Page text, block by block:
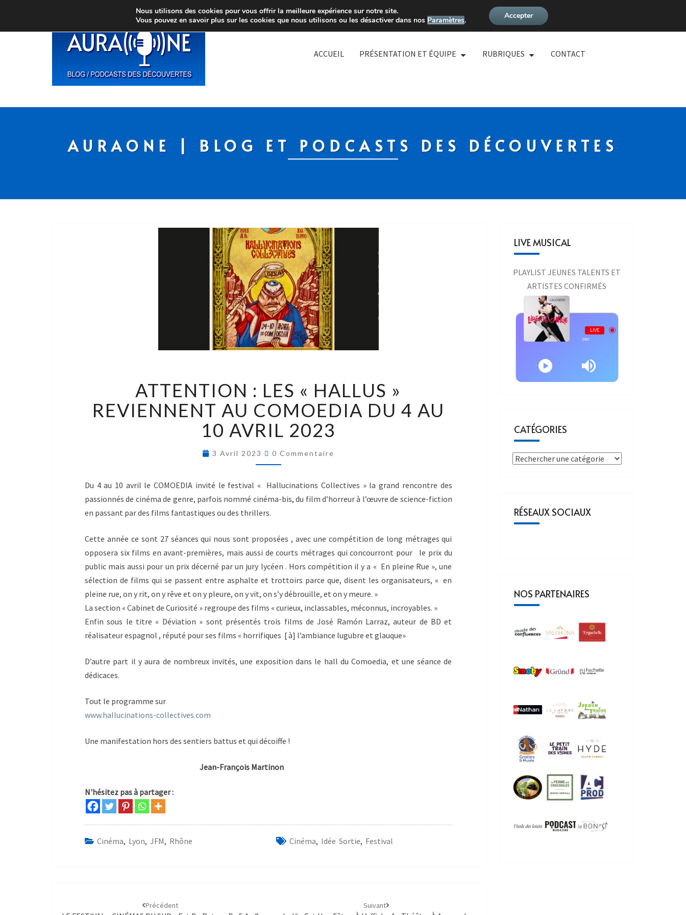
ACCUEIL PRÉSENTATION ET ÉQUIPE RUBRIQUES CONTACT
AURAONE | BLOG ET PODCASTS DES DÉCOUVERTES
ATTENTION : LES « HALLUS »
REVIENNENT AU COMOEDIA DU 4 AU
10 AVRIL 2023
3 Avril 2023 0 Commentaire
Du 4 au 10 avril le COMOEDIA invité le festival « Hallucinations Collectives » la grand rencontre des
passionnés de cinéma de genre, parfois nommé cinéma-bis, du film d’horreur à l’œuvre de science-fiction
en passant par des films fantastiques ou des thrillers.
Cette année ce sont 27 séances qui nous sont proposées , avec une compétition de long métrages qui
opposera six films en avant-premières, mais aussi de courts métrages qui concourront pour le prix du
public mais aussi pour un prix décerné par un jury lycéen . Hors compétition il y a « En pleine Rue », une
sélection de films qui se passent entre asphalte et trottoirs parce que, disent les organisateurs, « en
pleine rue, on y rit, on y rêve et on y pleure, on y vit, on s’y débrouille, et on y meure. »
La section « Cabinet de Curiosité » regroupe des films « curieux, inclassables, méconnus, incroyables. »
Enfin sous le titre « Déviation » sont présentés trois films de José Ramón Larraz, auteur de BD et
réalisateur espagnol , réputé pour ses films « horrifiques [ à] l’ambiance lugubre et glauque»
D’autre part il y aura de nombreux invités, une exposition dans le hall du Comoedia, et une séance de
dédicaces.
Tout le programme sur
www.hallucinations-collectives.com
Une manifestation hors des sentiers battus et qui décoiffe !
Jean-François Martinon
N'hésitez pas à partager :
Cinéma, Lyon, JFM, Rhône Cinéma, Idée Sortie, Festival
Précédent Suivant
LIVE MUSICAL
PLAYLIST JEUNES TALENTS ET
ARTISTES CONFIRMÉS
Live AURAONE
LIVE
Calogero - Calogero - 1987
CATÉGORIES
RÉSEAUX SOCIAUX
NOS PARTENAIRES
Nous utilisons des cookies pour vous offrir la meilleure expérience sur notre site.
Vous pouvez en savoir plus sur les cookies que nous utilisons ou les désactiver dans nosParamètres. Accepter